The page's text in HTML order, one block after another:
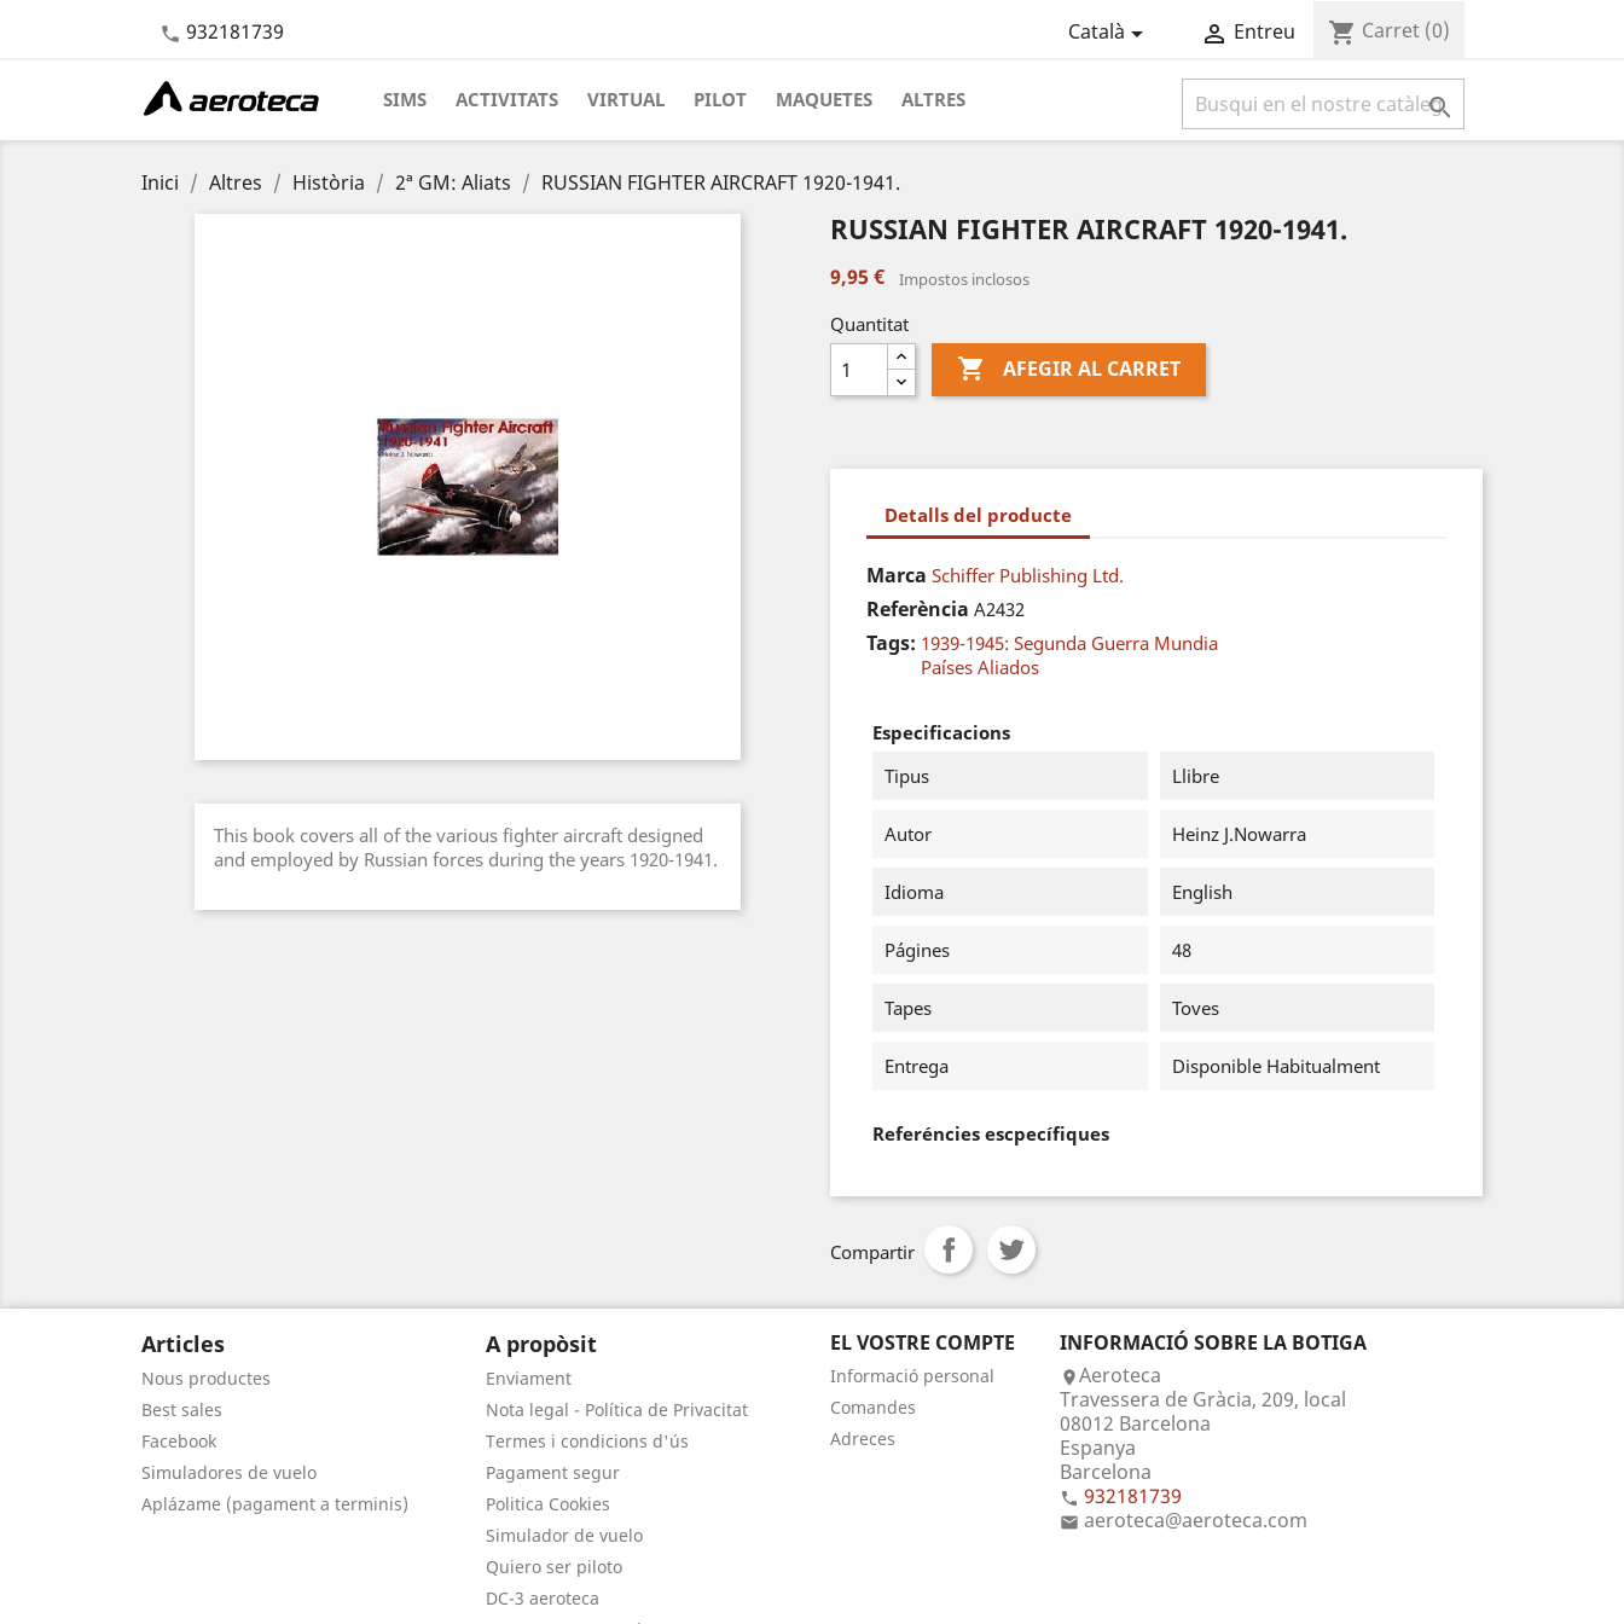
 932181739 Català  Entreu shopping_cart Carret (0)
SIMS ACTIVITATS VIRTUAL PILOT MAQUETES ALTRES 
Inici Altres Història 2ª GM: Aliats RUSSIAN FIGHTER AIRCRAFT 1920-1941.
This book covers all of the various fighter aircraft designed
and employed by Russian forces during the years 1920-1941.
RUSSIAN FIGHTER AIRCRAFT 1920-1941.
9,95 € Impostos inclosos
Quantitat
 AFEGIR AL CARRET
Detalls del producte
Marca Schiffer Publishing Ltd.
Referència A2432
Tags: 1939-1945: Segunda Guerra Mundia
Países Aliados
Especificacions
Tipus
Llibre
Autor Heinz J.Nowarra
Idioma English
Págines 48
Tapes Toves
Entrega Disponible Habitualment
Referéncies escpecífiques
Compartir
Articles
Nous productes
Best sales
Facebook
Simuladores de vuelo
Aplázame (pagament a terminis)
A propòsit
Enviament
Nota legal - Política de Privacitat
Termes i condicions d'ús
Pagament segur
Politica Cookies
Simulador de vuelo
Quiero ser piloto
DC-3 aeroteca
EL VOSTRE COMPTE
Informació personal
Comandes
Adreces
INFORMACIÓ SOBRE LA BOTIGA
Aeroteca
Travessera de Gràcia, 209, local
08012 Barcelona
Espanya
Barcelona
 932181739
 aeroteca@aeroteca.com